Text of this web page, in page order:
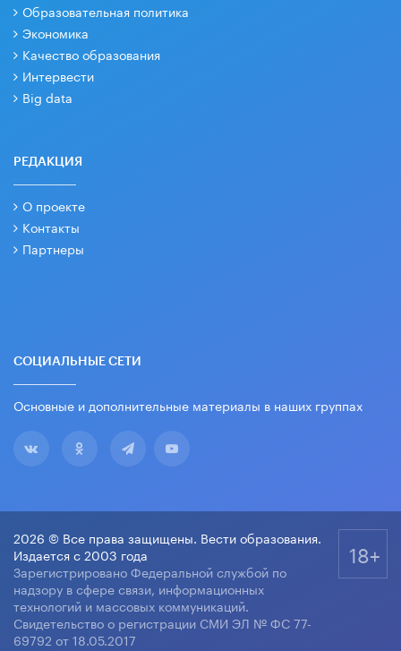
Образовательная политика
Экономика
Качество образования
Интервести
Big data
РЕДАКЦИЯ
О проекте
Контакты
Партнеры
СОЦИАЛЬНЫЕ СЕТИ
Основные и дополнительные материалы в наших группах
2026 © Все права защищены. Вести образования.
Издается с 2003 года
Зарегистрировано Федеральной службой по
надзору в сфере связи, информационных
технологий и массовых коммуникаций.
Свидетельство о регистрации СМИ ЭЛ № ФС 77-
69792 от 18.05.2017
18+